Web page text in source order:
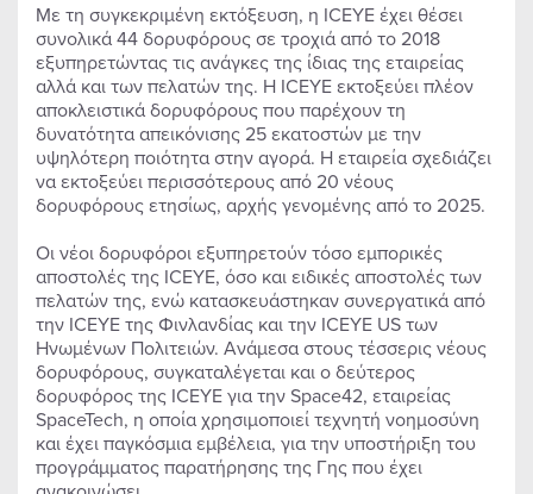
Με τη συγκεκριμένη εκτόξευση, η ICEYE έχει θέσει
συνολικά 44 δορυφόρους σε τροχιά από το 2018
εξυπηρετώντας τις ανάγκες της ίδιας της εταιρείας
αλλά και των πελατών της. Η ICEYE εκτοξεύει πλέον
αποκλειστικά δορυφόρους που παρέχουν τη
δυνατότητα απεικόνισης 25 εκατοστών με την
υψηλότερη ποιότητα στην αγορά. Η εταιρεία σχεδιάζει
να εκτοξεύει περισσότερους από 20 νέους
δορυφόρους ετησίως, αρχής γενομένης από το 2025.
Οι νέοι δορυφόροι εξυπηρετούν τόσο εμπορικές
αποστολές της ICEYE, όσο και ειδικές αποστολές των
πελατών της, ενώ κατασκευάστηκαν συνεργατικά από
την ICEYE της Φινλανδίας και την ICEYE US των
Ηνωμένων Πολιτειών. Ανάμεσα στους τέσσερις νέους
δορυφόρους, συγκαταλέγεται και ο δεύτερος
δορυφόρος της ICEYE για την Space42, εταιρείας
SpaceTech, η οποία χρησιμοποιεί τεχνητή νοημοσύνη
και έχει παγκόσμια εμβέλεια, για την υποστήριξη του
προγράμματος παρατήρησης της Γης που έχει